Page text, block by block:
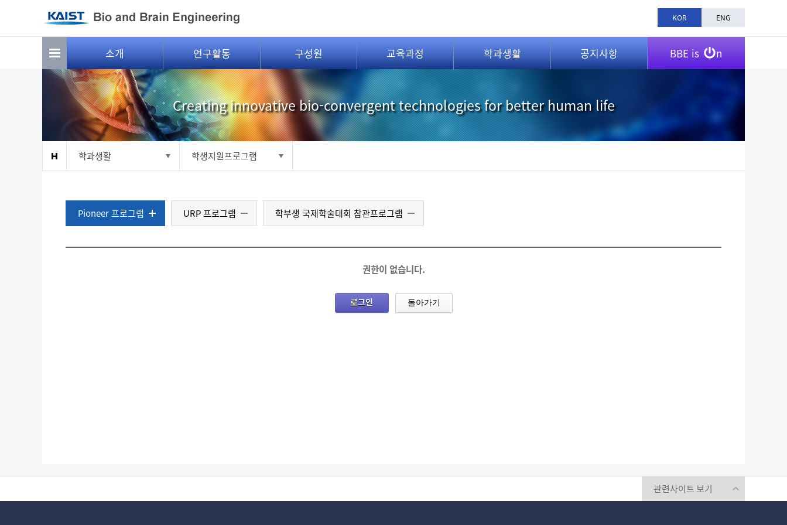
KOR ENG
소개 연구활동 구성원 교육과정 학과생활 공지사항 BBE is n
Creating innovative bio-convergent technologies for better human life
학과생활 학생지원프로그램
Pioneer 프로그램 URP 프로그램 학부생 국제학술대회 참관프로그램
권한이 없습니다.
로그인 돌아가기